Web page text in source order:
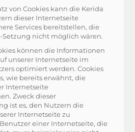
von Cookies kann die Kerida
dieser Internetseite
Services bereitstellen, die
Setzung nicht möglich wären.
können die Informationen
unserer Internetseite im
optimiert werden. Cookies
wie bereits erwähnt, die
Internetseite
Zweck dieser
ist es, den Nutzern die
Internetseite zu
einer Internetseite, die